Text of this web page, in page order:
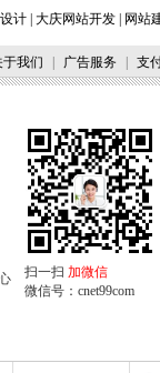
计 大庆网站开发 网站
于我们 广告服务 支
扫一扫 加微信
微信号：cnet99com